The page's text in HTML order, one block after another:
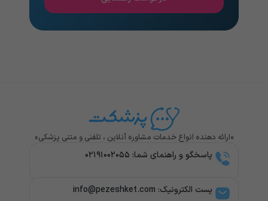
«ارائه دهنده انواع خدمات مشاوره آنلاین ، تلفنی و متنی پزشکی»
پاسخگو و راهنمای شما: ۰۲۱۹۱۰۰۲۰۵۵
پست الکترونیک: info@pezeshket.com​